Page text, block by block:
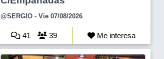
@SERGIO- Vie 07/08/2026
41 39 Me interesa